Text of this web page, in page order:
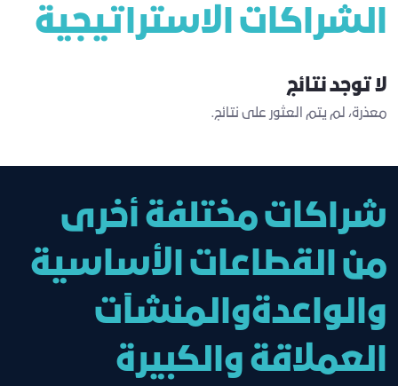
الشراكات الاستراتيجية
لا توجد نتائج
معذرة، لم يتم العثور على نتائج.
شراكات مختلفة أخرى
من القطاعات الأساسية
والواعدةوالمنشآت
العملاقة والكبيرة